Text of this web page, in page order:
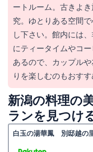
ートルーム。古きよき
究。ゆとりある空間
し下さい。館内には
にティータイムやコ
あるので、カップル
りを楽しむのもおすす
新潟の料理の
ランを見つけ
白玉の湯華鳳 別邸越の